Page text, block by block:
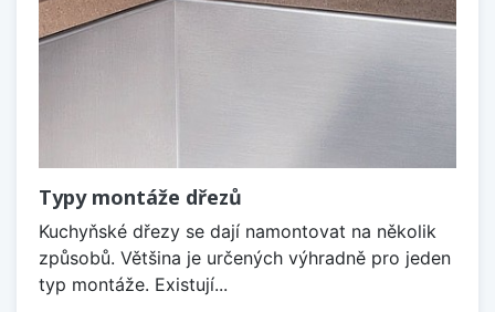
Typy montáže dřezů
Kuchyňské dřezy se dají namontovat na několik
způsobů. Většina je určených výhradně pro jeden
typ montáže. Existují...